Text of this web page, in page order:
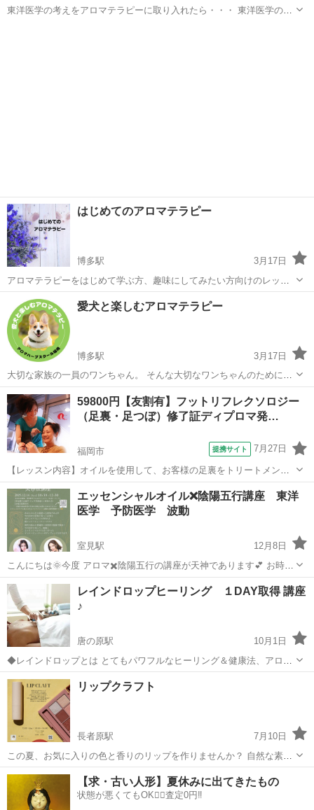
東洋医学の考えをアロマテラピーに取り入れたら・・・ 東洋医学の大
はじめてのアロマテラピー
博多駅
3月17日
アロマテラピーをはじめて学ぶ方、趣味にしてみたい方向けのレッス
ンです。 精油の基本的な使用方法を学び、アロマテラピーに触れるき
っかけを作る内容です。 本や独学では学べない知識をお伝えします。
ぜひ、香りの世界をお楽しみ...
福岡 福岡市 博多駅 アロマ アロマテラピー
愛犬と楽しむアロマテラピー
博多駅
3月17日
大切な家族の一員のワンちゃん。 そんな大切なワンちゃんのために出
来ることはないかな・・・そんな思いでできたレッスンです。 ワンち
ゃんの毎日のケアや、楽しく素敵なリラックスタイムにお役立てくだ
さい。 受講後はワークショッ...
福岡 福岡市 博多駅 アロマ
59800円【友割有】フットリフレクソロジー
（足裏・足つぼ）修了証ディプロマ発…
福岡市 提携サイト 7月27日
【レッスン内容】オイルを使用して、お客様の足裏をトリートメント
します。ショートコースは1日。ロングコースは2日間に分けて、マン
ツーマンレッスンです。ショートコースは、片足24の反射区及びオー
プニング、エンディング等の技術を習...
福岡 福岡市 アロマ
エッセンシャルオイル❌陰陽五行講座 東洋
医学 予防医学 波動
室見駅
12月8日
こんにちは🌞今度 アロマ✖️陰陽五行の講座が天神であります💕 お時間
ありましたら是非遊びに来てください✨✨
――――――――――――――――― 忙しいママへ。少しだけ“自分に
福岡 福岡市 室見駅 アロマ 陰陽五行
レインドロップヒーリング １DAY取得 講座
♪
唐の原駅
10月1日
◆レインドロップとは とてもパワフルなヒーリング＆健康法、アロマ
セラピー アロマの世界的リーダーであるヤングリヴィング社の故ゲリ
ーヤング氏が、各専門家と様々な調査や研究を重ねて考案したとても
パワフルなヒーリングの...
福岡 福岡市 唐の原駅 アロマ
リップクラフト
長者原駅
7月10日
この夏、お気に入りの色と香りのリップを作りませんか？ 自然な素材
からできるリップはつけ心地も軽く唇にも優しく、 お色味も無色の
careリップやナチュラルからハッキリしたお色まで作ることができる
リップになります。 また純...
福岡 糟屋郡 長者原駅 アロマ クラフト
【求・古い人形】夏休みに出てきたもの
状態が悪くてもOK🙆‍♀️査定0円‼️